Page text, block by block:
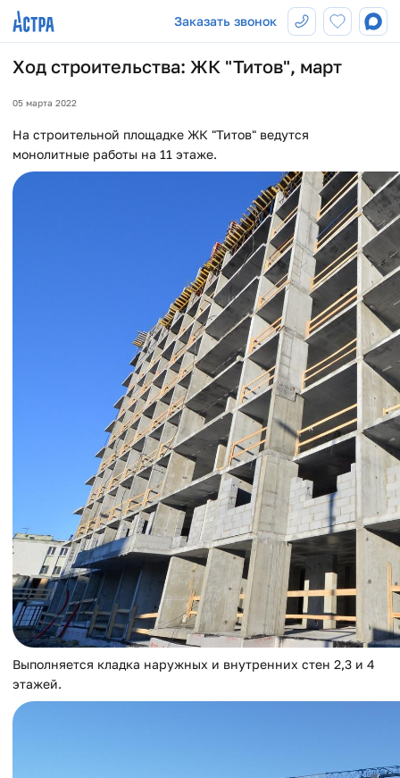
Заказать звонок
Ход строительства: ЖК "Титов", март
05 марта 2022
На строительной площадке ЖК "Титов" ведутся
монолитные работы на 11 этаже.
Выполняется кладка наружных и внутренних стен 2,3 и 4
этажей.